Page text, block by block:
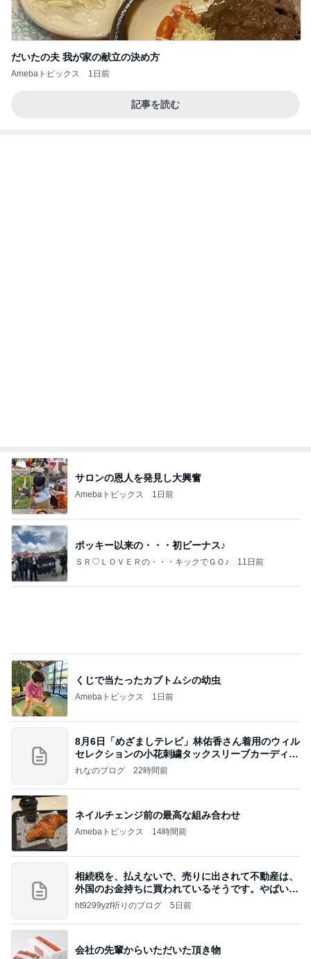
だいたの夫 我が家の献立の決め方
Amebaトピックス 1日前
記事を読む
サロンの恩人を発見し大興奮
Amebaトピックス 1日前
ポッキー以来の・・・初ビーナス♪
ＳＲ♡ＬＯＶＥＲの・・・キックでＧＯ♪ 11日前
くじで当たったカブトムシの幼虫
Amebaトピックス 1日前
8月6日「めざましテレビ」林佑香さん着用のウィル
セレクションの小花刺繍タックスリーブカーディガ
ン
れなのブログ 22時間前
ネイルチェンジ前の最高な組み合わせ
Amebaトピックス 14時間前
相続税を、払えないで、売りに出されて不動産は、
外国のお金持ちに買われているそうです。やばいで
すよ
ht9299yzf祈りのブログ 5日前
会社の先輩からいただいた頂き物